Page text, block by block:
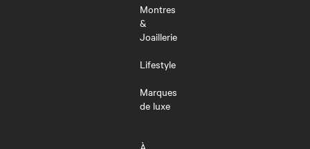
Montres
&
Joaillerie
Lifestyle
Marques
de luxe